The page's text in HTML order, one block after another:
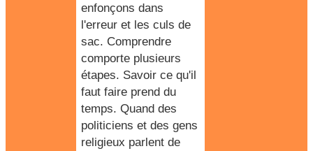
enfonçons dans
l'erreur et les culs de
sac. Comprendre
comporte plusieurs
étapes. Savoir ce qu'il
faut faire prend du
temps. Quand des
politiciens et des gens
religieux parlent de